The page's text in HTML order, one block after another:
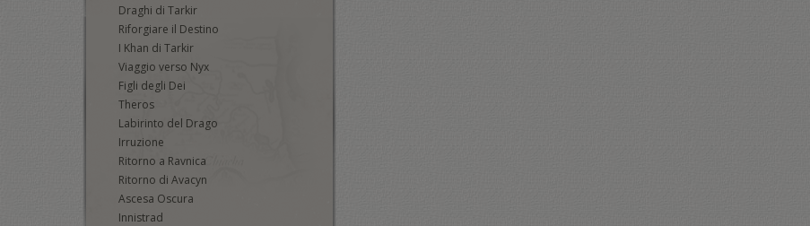
Draghi di Tarkir
Riforgiare il Destino
I Khan di Tarkir
Viaggio verso Nyx
Figli degli Dei
Theros
Labirinto del Drago
Irruzione
Ritorno a Ravnica
Ritorno di Avacyn
Ascesa Oscura
Innistrad